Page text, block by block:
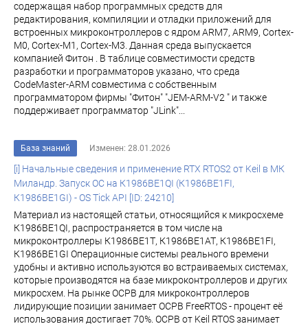
содержащая набор программных средств для
редактирования, компиляции и отладки приложений для
встроенных микроконтроллеров с ядром ARM7, ARM9, Cortex-
M0, Cortex-M1, Cortex-M3. Данная среда выпускается
компанией Фитон . В таблице совместимости средств
разработки и программаторов указано, что среда
CodeMaster-ARM совместима с собственным
программатором фирмы "Фитон" "JEM-ARM-V2 " и также
поддерживает программатор "JLink"...
База знаний Изменен: 28.01.2026
[i] Начальные сведения и применение RTX RTOS2 от Keil в МК
Миландр. Запуск ОС на К1986ВЕ1QI (К1986ВЕ1FI,
К1986ВЕ1GI) - OS Tick API [ID: 24210]
Материал из настоящей статьи, относящийся к микросхеме
К1986ВЕ1QI, распространяется в том числе на
микроконтроллеры К1986ВЕ1Т, К1986ВЕ1АТ, К1986ВЕ1FI,
К1986ВЕ1GI Операционные системы реального времени
удобны и активно используются во встраиваемых системах,
которые производятся на базе микроконтроллеров и других
микросхем. На рынке ОСРВ для микроконтроллеров
лидирующие позиции занимает ОСРВ FreeRTOS - процент её
использования достигает 70%. ОСРВ от Keil RTOS занимает